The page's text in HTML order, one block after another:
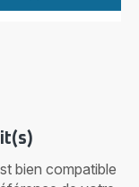
bien compatible